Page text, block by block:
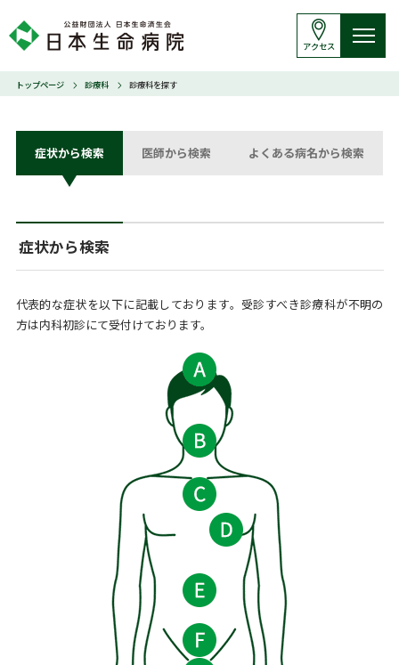
アクセス
トップページ 診療科 診療科を探す
症状から検索 医師から検索 よくある病名から検索
症状から検索
代表的な症状を以下に記載しております。受診すべき診療科が不明の
方は内科初診にて受付けております。